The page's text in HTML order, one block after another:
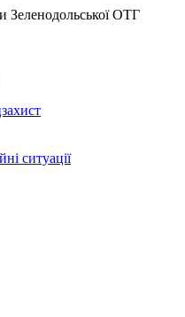
Зеленодольської ОТГ
ситуації